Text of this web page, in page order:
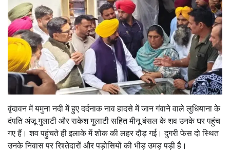
वृंदावन में यमुना नदी में हुए दर्दनाक नाव हादसे में जान गंवाने वाले लुधियाना के
दंपति अंजू गुलाटी और राकेश गुलाटी सहित मीनू बंसल के शव उनके घर पहुंच
गए हैं। शव पहुंचते ही इलाके में शोक की लहर दौड़ गई। दुगरी फेस दो स्थित
उनके निवास पर रिश्तेदारों और पड़ोसियों की भीड़ उमड़ पड़ी है।